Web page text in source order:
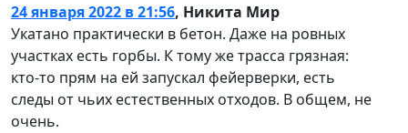
24 января 2022 в 21:56, Никита Мир
Укатано практически в бетон. Даже на ровных
участках есть горбы. К тому же трасса грязная:
кто-то прям на ей запускал фейерверки, есть
следы от чьих естественных отходов. В общем, не
очень.